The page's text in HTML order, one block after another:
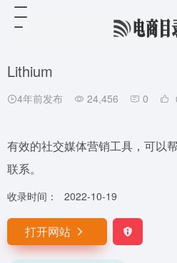
Lithium
4年前发布 24,456 0
有效的社交媒体营销工具，可以
联系。
收录时间： 2022-10-19
打开网站